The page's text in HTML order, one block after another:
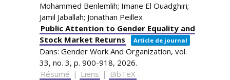
Mohammed Benlemlih; Imane El Ouadghiri;
Jamil Jaballah; Jonathan Peillex
Public Attention to Gender Equality and
Stock Market Returns
Article de journal
Dans: Gender Work And Organization, vol.
33, no. 3, p. 900-918, 2026.
Résumé | Liens | BibTeX